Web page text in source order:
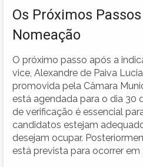
Os Próximos
Nomeação
O próximo passo após a
vice, Alexandre de Paiva
promovida pela Câmara
está agendada para o dia 30
de verificação é essencial
candidatos estejam
desejam ocupar.
está prevista para ocorrer em